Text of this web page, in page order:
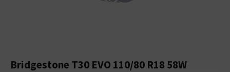
Bridgestone T30 EVO 110/80 R18 58W